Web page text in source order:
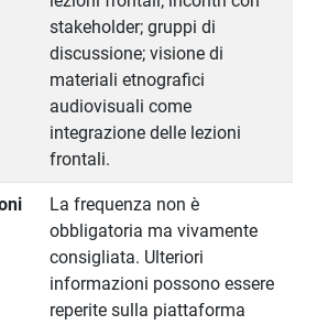
stakeholder; gruppi di
discussione; visione di
materiali etnografici
audiovisuali come
integrazione delle lezioni
frontali.
La frequenza non è
obbligatoria ma vivamente
consigliata. Ulteriori
informazioni possono essere
reperite sulla piattaforma